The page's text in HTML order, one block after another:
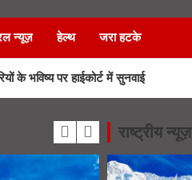
न्यूज़ हेल्थ जरा हटके
भविष्य पर हाईकोर्ट में सुनवाई
वोटरों पर विशेष फोकस
राष्ट्रीय न्यूज़